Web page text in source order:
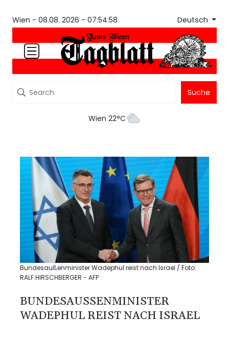
Wien - 08.08. 2026 - 07:54:58 Deutsch
Suche
Wien 22°C
Bundesaußenminister Wadephul reist nach Israel / Foto:
RALF HIRSCHBERGER - AFP
BUNDESAUSSENMINISTER W
ADEPHUL REIST NACH ISRAEL